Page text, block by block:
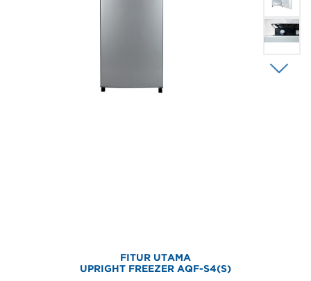
FITUR UTAMA
UPRIGHT FREEZER AQF-S4(S)